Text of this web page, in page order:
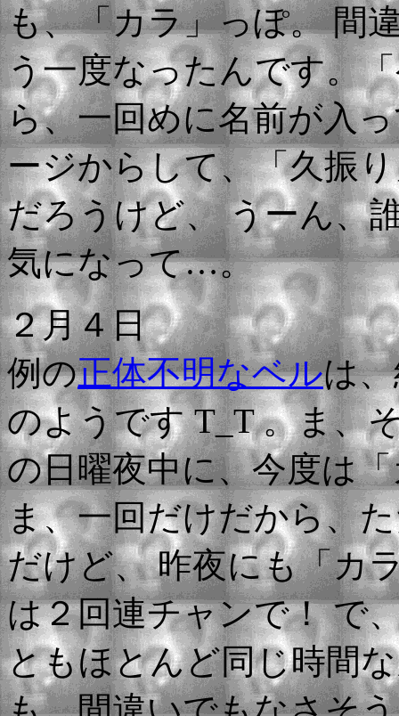
も、「カラ」っぽ。 間
う一度なったんです。
ら、一回めに名前が入
ージからして、「久振
だろうけど、 うーん、
気になって…。
２月４日
例の正体不明なベルは
のようです T_T 。ま、
の日曜夜中に、今度は
ま、一回だけだから、
だけど、 昨夜にも「カ
は２回連チャンで！ で
ともほとんど同じ時間